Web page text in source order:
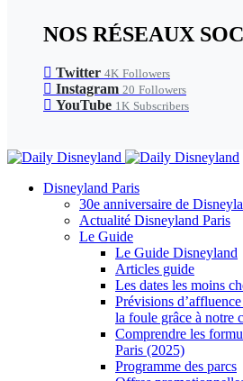
NOS RÉSEAUX
Twitter 4K Followers
Instagram 20 Followers
YouTube 1K Subscribers
Disneyland Paris
30e anniversaire de
Actualité Disneyland Paris
Le Guide
Le Guide Disneyland
Articles guide
Les dates les moins
Prévisions
la foule grâce à notre
Comprendre les
Paris (2025)
Programme des parcs